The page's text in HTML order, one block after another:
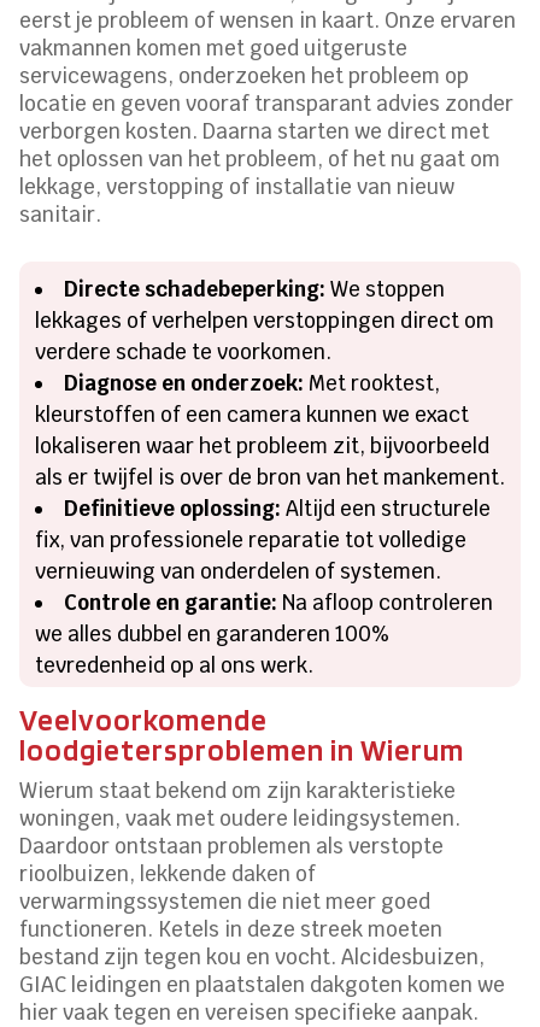
eerst je probleem of wensen in kaart. Onze ervaren
vakmannen komen met goed uitgeruste
servicewagens, onderzoeken het probleem op
locatie en geven vooraf transparant advies zonder
verborgen kosten. Daarna starten we direct met
het oplossen van het probleem, of het nu gaat om
lekkage, verstopping of installatie van nieuw
sanitair.
Directe schadebeperking: We stoppen
lekkages of verhelpen verstoppingen direct om
verdere schade te voorkomen.
Diagnose en onderzoek: Met rooktest,
kleurstoffen of een camera kunnen we exact
lokaliseren waar het probleem zit, bijvoorbeeld
als er twijfel is over de bron van het mankement.
Definitieve oplossing: Altijd een structurele
fix, van professionele reparatie tot volledige
vernieuwing van onderdelen of systemen.
Controle en garantie: Na afloop controleren
we alles dubbel en garanderen 100%
tevredenheid op al ons werk.
Veelvoorkomende
loodgietersproblemen in Wierum
Wierum staat bekend om zijn karakteristieke
woningen, vaak met oudere leidingsystemen.
Daardoor ontstaan problemen als verstopte
rioolbuizen, lekkende daken of
verwarmingssystemen die niet meer goed
functioneren. Ketels in deze streek moeten
bestand zijn tegen kou en vocht. Alcidesbuizen,
GIAC leidingen en plaatstalen dakgoten komen we
hier vaak tegen en vereisen specifieke aanpak.